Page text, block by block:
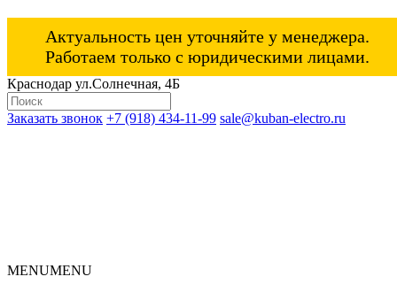
Актуальность цен уточняйте у менеджера.
Работаем только с юридическими лицами.
Краснодар ул.Солнечная, 4Б
Заказать звонок +7 (918) 434-11-99 sale@kuban-electro.ru
MENUMENU